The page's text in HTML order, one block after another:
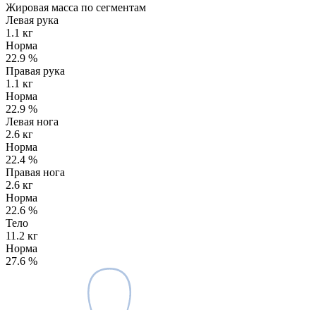
Жировая масса по сегментам
Левая рука
1.1 кг
Норма
22.9 %
Правая рука
1.1 кг
Норма
22.9 %
Левая нога
2.6 кг
Норма
22.4 %
Правая нога
2.6 кг
Норма
22.6 %
Тело
11.2 кг
Норма
27.6 %